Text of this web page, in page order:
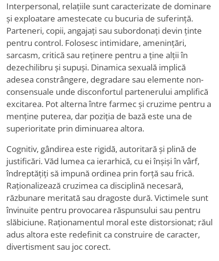
Interpersonal, relațiile sunt caracterizate de dominare
și exploatare amestecate cu bucuria de suferință.
Parteneri, copii, angajați sau subordonați devin ținte
pentru control. Folosesc intimidare, amenințări,
sarcasm, critică sau reținere pentru a ține alții în
dezechilibru și supuși. Dinamica sexuală implică
adesea constrângere, degradare sau elemente non-
consensuale unde disconfortul partenerului amplifică
excitarea. Pot alterna între farmec și cruzime pentru a
menține puterea, dar poziția de bază este una de
superioritate prin diminuarea altora.
Cognitiv, gândirea este rigidă, autoritară și plină de
justificări. Văd lumea ca ierarhică, cu ei înșiși în vârf,
îndreptățiți să impună ordinea prin forță sau frică.
Raționalizează cruzimea ca disciplină necesară,
răzbunare meritată sau dragoste dură. Victimele sunt
învinuite pentru provocarea răspunsului sau pentru
slăbiciune. Raționamentul moral este distorsionat; răul
adus altora este redefinit ca construire de caracter,
divertisment sau joc corect.